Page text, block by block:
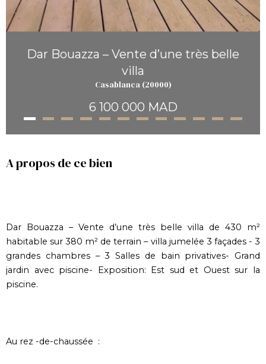
Dar Bouazza – Vente d’une très belle
villa
Casablanca (20000)
6 100 000 MAD
A propos de ce bien
Dar Bouazza – Vente d’une très belle villa de 430 m²
habitable sur 380 m² de terrain – villa jumelée 3 façades - 3
grandes chambres – 3 Salles de bain privatives- Grand
jardin avec piscine- Exposition: Est sud et Ouest sur la
piscine.
Au rez -de-chaussée :